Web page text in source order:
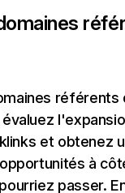
référents
et obtenez
à
passer.